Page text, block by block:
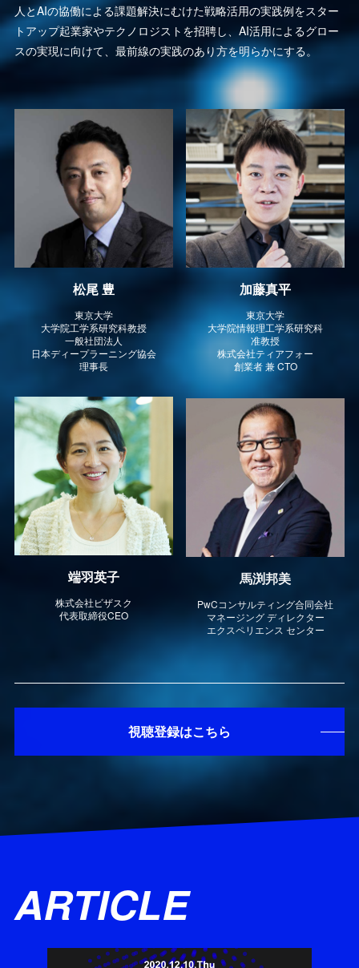
人とAIの協働による課題解決にむけた戦略活用の実践例をスター
トアップ起業家やテクノロジストを招聘し、AI活用によるグロー
スの実現に向けて、最前線の実践のあり方を明らかにする。
松尾 豊
東京大学
大学院工学系研究科教授
一般社団法人
日本ディープラーニング協会
理事長
加藤真平
東京大学
大学院情報理工学系研究科
准教授
株式会社ティアフォー
創業者 兼 CTO
端羽英子
株式会社ビザスク
代表取締役CEO
馬渕邦美
PwCコンサルティング合同会社
マネージング ディレクター
エクスペリエンス センター
視聴登録はこちら
ARTICLE